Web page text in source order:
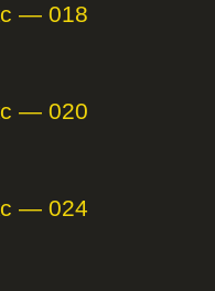
— 018
— 020
— 024